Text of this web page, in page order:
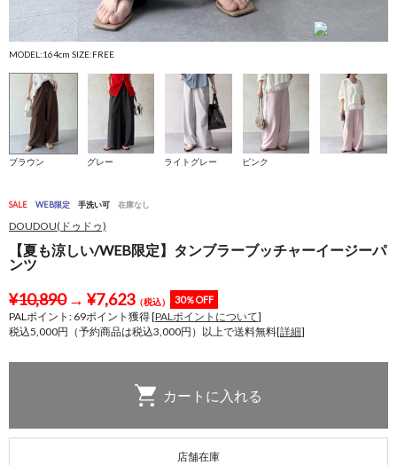
MODEL:164cm SIZE:FREE
ブラウン グレー ライトグレー ピンク
SALE WEB限定 手洗い可 在庫なし
DOUDOU(ドゥドゥ)
【夏も涼しい/WEB限定】タンブラーブッチャーイージーパ
ンツ
¥10,890→ ¥7,623（税込） 30％OFF
PALポイント: 69ポイント獲得 [PALポイントについて]
税込5,000円（予約商品は税込3,000円）以上で送料無料[詳細]
店舗在庫